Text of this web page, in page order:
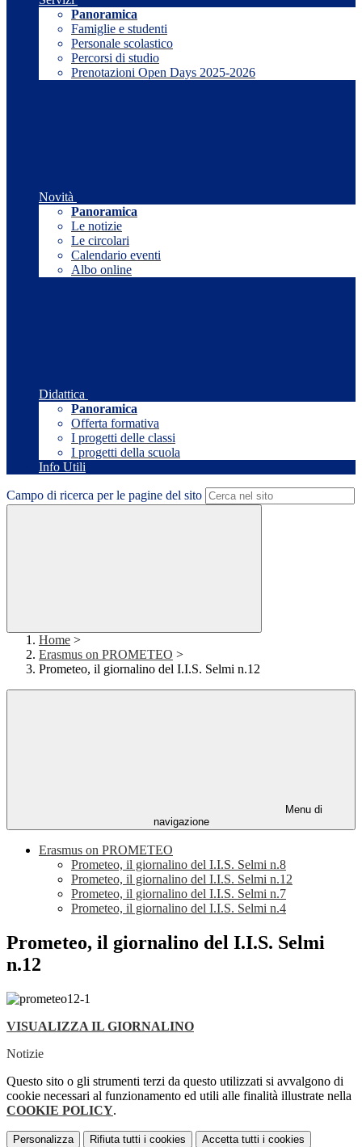
Panoramica
Famiglie e studenti
Personale scolastico
Percorsi di studio
Prenotazioni Open Days 2025-2026
Novità
Panoramica
Le notizie
Le circolari
Calendario eventi
Albo online
Didattica
Panoramica
Offerta formativa
I progetti delle classi
I progetti della scuola
Info Utili
Campo di ricerca per le pagine del sito
Home >
Erasmus on PROMETEO >
Prometeo, il giornalino del I.I.S. Selmi n.12
Menu di
navigazione
Erasmus on PROMETEO
Prometeo, il giornalino del I.I.S. Selmi n.8
Prometeo, il giornalino del I.I.S. Selmi n.12
Prometeo, il giornalino del I.I.S. Selmi n.7
Prometeo, il giornalino del I.I.S. Selmi n.4
Prometeo, il giornalino del I.I.S. Selmi
n.12
VISUALIZZA IL GIORNALINO
Notizie
Questo sito o gli strumenti terzi da questo utilizzati si avvalgono di
cookie necessari al funzionamento ed utili alle finalità illustrate nella
COOKIE POLICY.
Personalizza Rifiuta tutti i cookies Accetta tutti i cookies